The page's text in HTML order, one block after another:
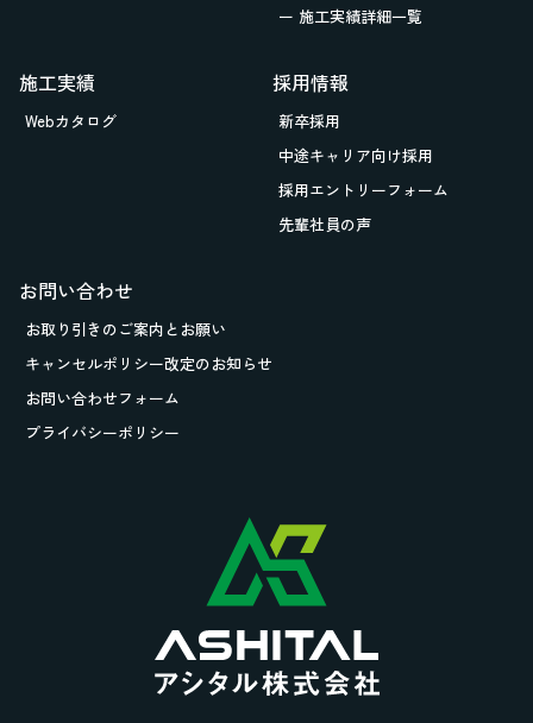
ー 施工実績詳細一覧
施工実績
Webカタログ
採用情報
新卒採用
中途キャリア向け採用
採用エントリーフォーム
先輩社員の声
お問い合わせ
お取り引きのご案内とお願い
キャンセルポリシー改定のお知らせ
お問い合わせフォーム
プライバシーポリシー